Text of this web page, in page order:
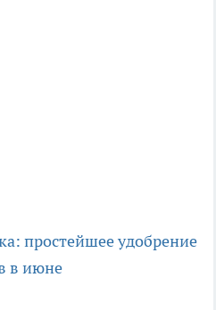
простейшее удобрение
в июне